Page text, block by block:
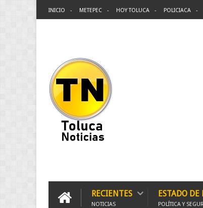
INICIO METEPEC HOY TOLUCA POLICIACA
RECIENTES
NOTICIAS
ESTADO DE
POLÍTICA Y